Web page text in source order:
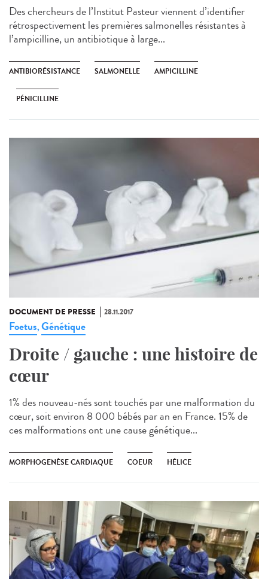
Des chercheurs de l’Institut Pasteur viennent d’identifier
rétrospectivement les premières salmonelles résistantes à
l’ampicilline, un antibiotique à large...
ANTIBIORÉSISTANCE SALMONELLE AMPICILLINE
PÉNICILLINE
DOCUMENT DE PRESSE 28.11.2017
Foetus,Génétique
Droite / gauche : une histoire de
cœur
1% des nouveau-nés sont touchés par une malformation du
cœur, soit environ 8 000 bébés par an en France. 15% de
ces malformations ont une cause génétique...
MORPHOGENÈSE CARDIAQUE COEUR HÉLICE